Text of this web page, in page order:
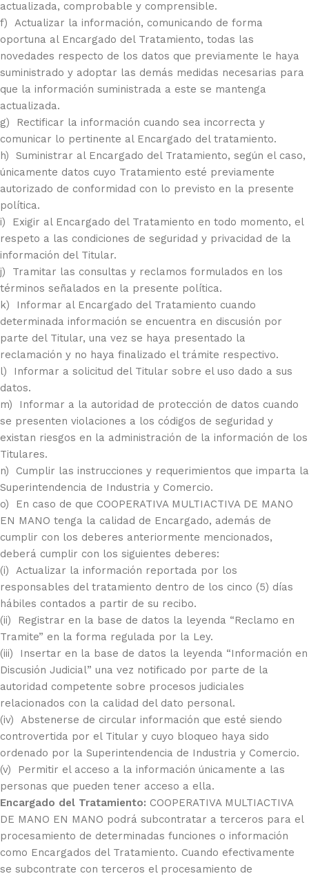
actualizada, comprobable y comprensible.
f) Actualizar la información, comunicando de forma
oportuna al Encargado del Tratamiento, todas las
novedades respecto de los datos que previamente le haya
suministrado y adoptar las demás medidas necesarias para
que la información suministrada a este se mantenga
actualizada.
g) Rectificar la información cuando sea incorrecta y
comunicar lo pertinente al Encargado del tratamiento.
h) Suministrar al Encargado del Tratamiento, según el caso,
únicamente datos cuyo Tratamiento esté previamente
autorizado de conformidad con lo previsto en la presente
política.
i) Exigir al Encargado del Tratamiento en todo momento, el
respeto a las condiciones de seguridad y privacidad de la
información del Titular.
j) Tramitar las consultas y reclamos formulados en los
términos señalados en la presente política.
k) Informar al Encargado del Tratamiento cuando
determinada información se encuentra en discusión por
parte del Titular, una vez se haya presentado la
reclamación y no haya finalizado el trámite respectivo.
l) Informar a solicitud del Titular sobre el uso dado a sus
datos.
m) Informar a la autoridad de protección de datos cuando
se presenten violaciones a los códigos de seguridad y
existan riesgos en la administración de la información de los
Titulares.
n) Cumplir las instrucciones y requerimientos que imparta la
Superintendencia de Industria y Comercio.
o) En caso de que COOPERATIVA MULTIACTIVA DE MANO
EN MANO tenga la calidad de Encargado, además de
cumplir con los deberes anteriormente mencionados,
deberá cumplir con los siguientes deberes:
(i) Actualizar la información reportada por los
responsables del tratamiento dentro de los cinco (5) días
hábiles contados a partir de su recibo.
(ii) Registrar en la base de datos la leyenda “Reclamo en
Tramite” en la forma regulada por la Ley.
(iii) Insertar en la base de datos la leyenda “Información en
Discusión Judicial” una vez notificado por parte de la
autoridad competente sobre procesos judiciales
relacionados con la calidad del dato personal.
(iv) Abstenerse de circular información que esté siendo
controvertida por el Titular y cuyo bloqueo haya sido
ordenado por la Superintendencia de Industria y Comercio.
(v) Permitir el acceso a la información únicamente a las
personas que pueden tener acceso a ella.
Encargado del Tratamiento: COOPERATIVA MULTIACTIVA
DE MANO EN MANO podrá subcontratar a terceros para el
procesamiento de determinadas funciones o información
como Encargados del Tratamiento. Cuando efectivamente
se subcontrate con terceros el procesamiento de